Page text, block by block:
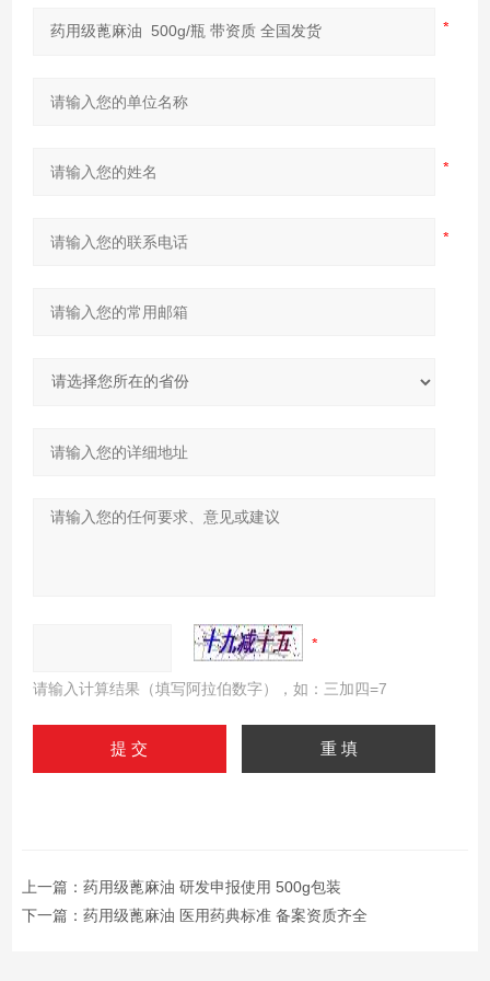
请输入计算结果（填写阿拉伯数字），如：三加四=7
上一篇： 药用级蓖麻油 研发申报使用 500g包装
下一篇： 药用级蓖麻油 医用药典标准 备案资质齐全